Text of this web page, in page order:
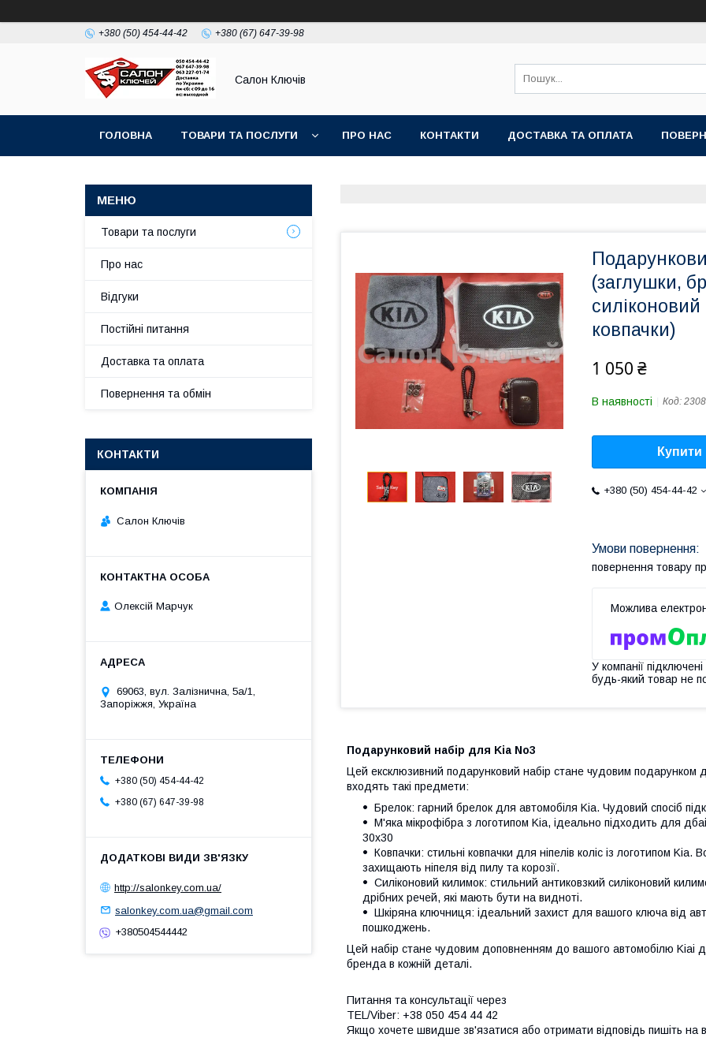
+380 (50) 454-44-42 +380 (67) 647-39-98
Салон Ключів
ГОЛОВНА ТОВАРИ ТА ПОСЛУГИ ПРО НАС КОНТАКТИ ДОСТАВКА ТА ОПЛАТА
(заглушки,
ковпачки)
1 050 ₴
В наявності Код:
Купити
+380 (50) 454-44-42
повернення товару
У компанії
будь-який товар не
Подарунковий набір для Kia No3
Цей ексклюзивний подарунковий набір стане чудовим подарунком
входять такі предмети:
Брелок: гарний брелок для автомобіля Kia. Чудовий спосіб
М'яка мікрофібра з логотипом Kia, ідеально підходить для
30х30
Ковпачки: стильні ковпачки для ніпелів коліс із логотипом
захищають ніпеля від пилу та корозії.
Силіконовий килимок: стильний антиковзкий силіконовий
дрібних речей, які мають бути на видноті.
Шкіряна ключниця: ідеальний захист для вашого ключа від
пошкоджень.
Цей набір стане чудовим доповненням до вашого автомобілю Kiai
бренда в кожній деталі.
Питання та консультації через
TEL/Viber: +38 050 454 44 42
Якщо хочете швидше зв'язатися або отримати відповідь пишіть на
Товари та послуги
Про нас
Відгуки
Постійні питання
Доставка та оплата
Повернення та обмін
КОНТАКТИ
Салон Ключів
Олексій Марчук
69063, вул. Залізнична, 5а/1,
Запоріжжя, Україна
+380 (50) 454-44-42
+380 (67) 647-39-98
http://salonkey.com.ua/
salonkey.com.ua@gmail.com
+380504544442